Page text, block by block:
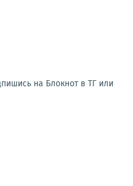
на Блокнот в ТГ или